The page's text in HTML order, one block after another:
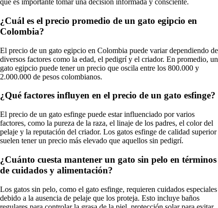
que es importante tomar una decisión informada y consciente.
¿Cuál es el precio promedio de un gato egipcio en
Colombia?
El precio de un gato egipcio en Colombia puede variar dependiendo de
diversos factores como la edad, el pedigrí y el criador. En promedio, un
gato egipcio puede tener un precio que oscila entre los 800.000 y
2.000.000 de pesos colombianos.
¿Qué factores influyen en el precio de un gato esfinge?
El precio de un gato esfinge puede estar influenciado por varios
factores, como la pureza de la raza, el linaje de los padres, el color del
pelaje y la reputación del criador. Los gatos esfinge de calidad superior
suelen tener un precio más elevado que aquellos sin pedigrí.
¿Cuánto cuesta mantener un gato sin pelo en términos
de cuidados y alimentación?
Los gatos sin pelo, como el gato esfinge, requieren cuidados especiales
debido a la ausencia de pelaje que los proteja. Esto incluye baños